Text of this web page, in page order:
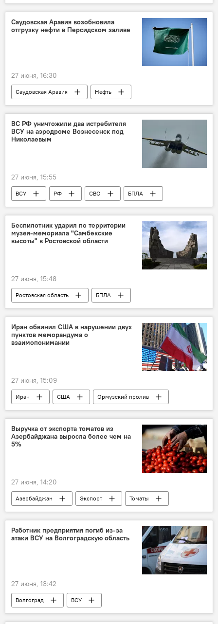
Рост
Саудовская Аравия возобновила
отгрузку нефти в Персидском заливе
27 июня, 16:30
Саудовская Аравия
Нефть
Поставки
Ормузский пролив
ВС РФ уничтожили два истребителя
ВСУ на аэродроме Вознесенск под
Николаевым
27 июня, 15:55
ВСУ РФ СВО
БПЛА
Истребители
Беспилотник ударил по территории
музея-мемориала "Самбекские
высоты" в Ростовской области
27 июня, 15:48
Ростовская область БПЛА
Иран обвинил США в нарушении двух
пунктов меморандума о
взаимопонимании
27 июня, 15:09
Иран США
Ормузский пролив
Переговоры
Ответ
Выручка от экспорта томатов из
Азербайджана выросла более чем на
5%
27 июня, 14:20
Азербайджан Экспорт
Томаты
Рост
Доход
Работник предприятия погиб из-за
атаки ВСУ на Волгоградскую область
27 июня, 13:42
Волгоград ВСУ